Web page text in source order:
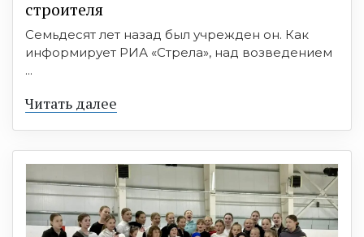
строителя
Семьдесят лет назад был учрежден он. Как
информирует РИА «Стрела», над возведением
...
Читать далее